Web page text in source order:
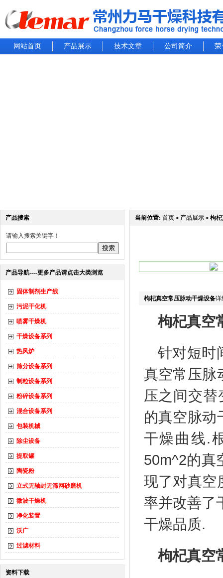
网站首页 产品展示 技术文章 公司简介 荣
产品搜索
请输入搜索关键字！
产品导航----更多产品请点击大类浏览
固体制剂生产线
污泥干化机
喷雾干燥机
干燥设备系列
热风炉
筛分设备系列
制粒设备系列
粉碎设备系列
混合设备系列
包装机械
除尘设备
提取罐
陶瓷粉
立式无轴封无筛网砂磨机
微波干燥机
净化装置
沃广
过滤材料
资料下载
当前位置: 首页 > 产品展示 > 枸
枸杞真空常压脉动干燥设备详
枸杞真空
针对短时
真空常压脉
压之间交
的真空脉动
干燥曲线.
50m^2的真
现了对真空
率并改善了
干燥品质.
枸杞真空